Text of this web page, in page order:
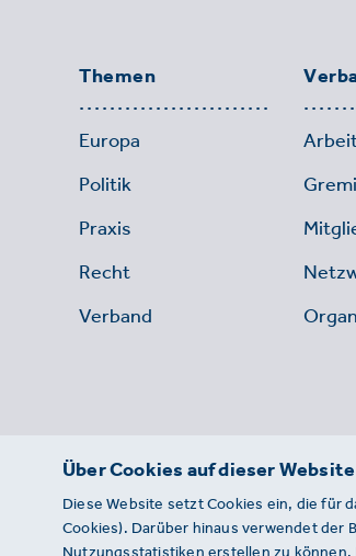
Themen
Europa
Politik
Praxis
Recht
Verband
Über Cookies auf dieser Website
Diese Website setzt Cookies ein, die für
Cookies). Darüber hinaus verwendet der
Nutzungsstatistiken erstellen zu können.